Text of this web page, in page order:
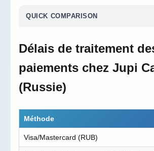
QUICK COMPARISON
Délais de traitement
paiements chez Jupi
(Russie)
Méthode
Visa/Mastercard (RUB)